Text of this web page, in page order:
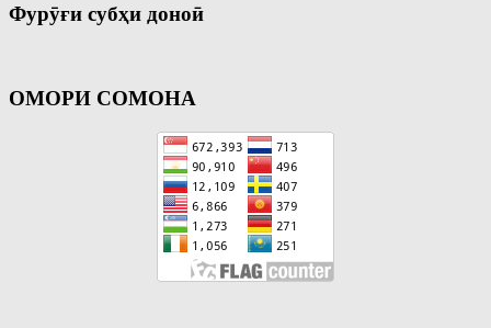
Фурӯғи субҳи доноӣ
ОМОРИ СОМОНА